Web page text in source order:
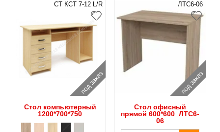
СТ КСТ 7-12 L/R
под заказ
Стол компьютерный
1200*700*750
ЛТС6-06
под заказ
Стол офисный
прямой 600*600_ЛТС6-
06